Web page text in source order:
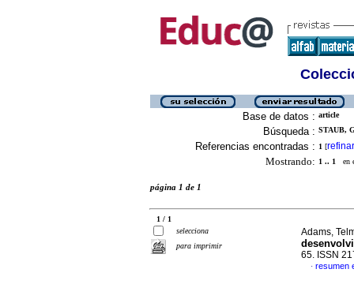
Base de datos : article
Búsqueda : STAUB,
Referencias encontradas : 1 [refinar
Mostrando: 1 .. 1 en
página 1 de 1
1 / 1
selecciona
para imprimir
Adams,
65. ISSN
· resumen